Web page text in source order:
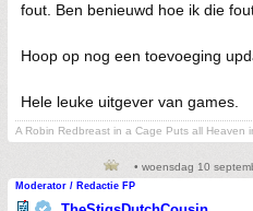
fout. Ben benieuwd hoe ik die
Hoop op nog een toevoeging
Hele leuke uitgever van games.
A Robin Redbreast in a Cage Puts all Heaven
• woensdag 10
Moderator / Redactie FP